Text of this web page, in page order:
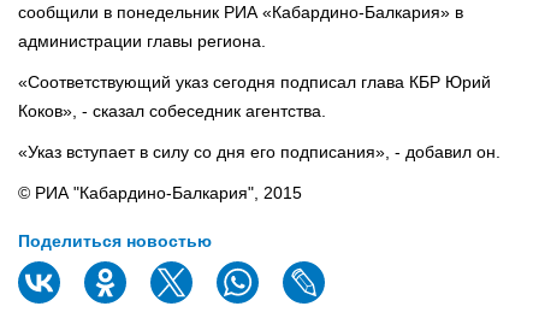
сообщили в понедельник РИА «Кабардино-Балкария» в
администрации главы региона.
«Соответствующий указ сегодня подписал глава КБР Юрий
Коков», - сказал собеседник агентства.
«Указ вступает в силу со дня его подписания», - добавил он.
© РИА "Кабардино-Балкария", 2015
Поделиться новостью